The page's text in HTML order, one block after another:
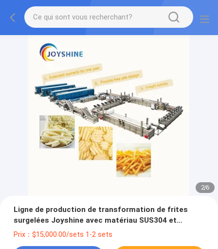
2/6
Ligne de production de transformation de frites
surgelées Joyshine avec matériau SUS304 et
puissance 58 kw
Prix：$15,000.00/sets 1-2 sets